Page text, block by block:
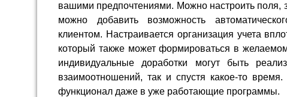
вашими предпочтениями. Можно настроить поля,
можно добавить возможность
клиентом. Настраивается организация учета
который также может формироваться в
индивидуальные доработки могут быть
взаимоотношений, так и спустя какое-то
функционал даже в уже работающие программы.